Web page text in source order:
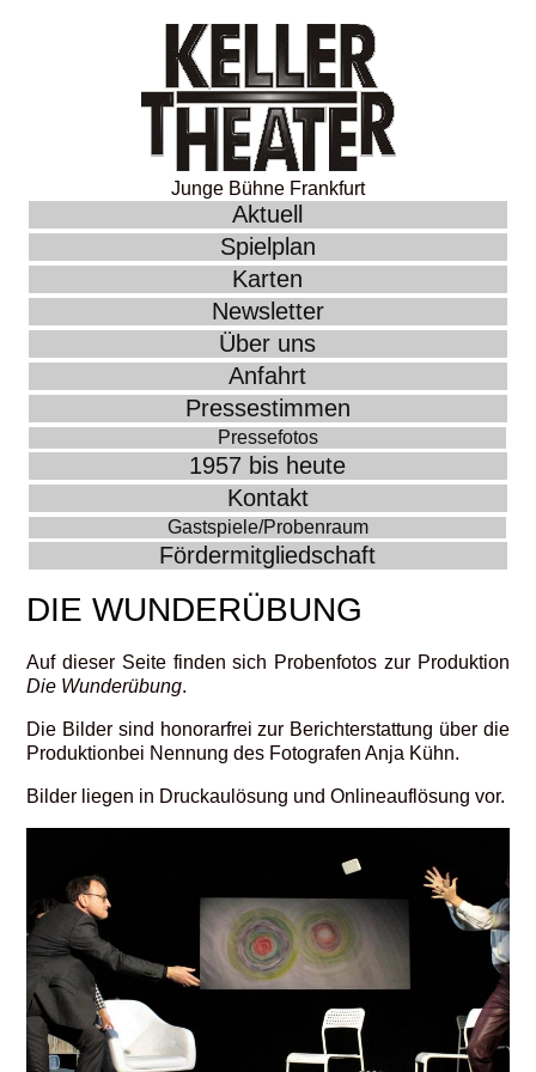
Junge Bühne Frankfurt
Aktuell
Spielplan
Karten
Newsletter
Über uns
Anfahrt
Pressestimmen
Pressefotos
1957 bis heute
Kontakt
Gastspiele/Probenraum
Fördermitgliedschaft
DIE WUNDERÜBUNG
Auf dieser Seite finden sich Probenfotos zur Produktion
Die Wunderübung.
Die Bilder sind honorarfrei zur Berichterstattung über die
Produktionbei Nennung des Fotografen Anja Kühn.
Bilder liegen in Druckaulösung und Onlineauflösung vor.